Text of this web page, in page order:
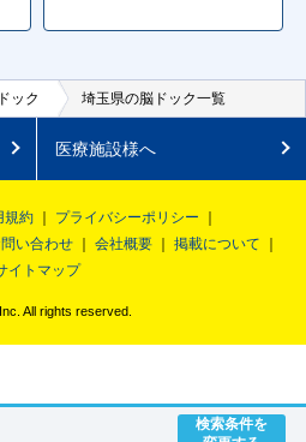
検索条件を
ヶ丘 駅 稲荷山公園駅
ック 埼玉県の脳ドック一覧
医療施設様へ
規約
プライバシーポリシー
い合わせ 会社概要
掲載について
イトマップ
All rights reserved.